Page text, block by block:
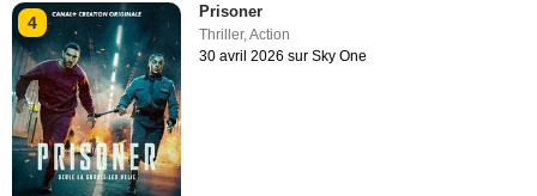
4
Prisoner
Thriller,Action
30 avril 2026 sur Sky One